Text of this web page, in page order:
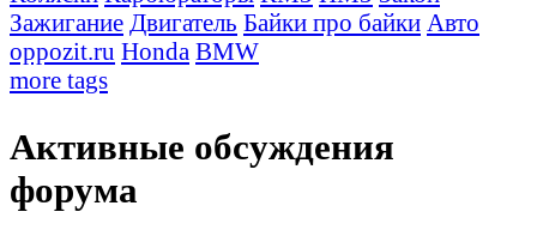
Зажигание Двигатель Байки про байки Авто
oppozit.ru Honda BMW
more tags
Активные обсуждения
форума